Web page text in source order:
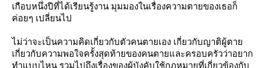
เกือบหนึ่งปีที่ได้เรียนรู้งาน มุมมองในเรื่องความตายของเธอก็
ค่อยๆ เปลี่ยนไป
ไม่ว่าจะเป็นความคิดเกี่ยวกับตัวคนตายเอง เกี่ยวกับญาติผู้ตา
เกี่ยวกับความพอใจครั้งสุดท้ายของคนตายและครอบครัวว่าอยาก
ทำแบบไหน รวมไปถึงเรื่องของผู้บังคับใช้กฏหมายที่เกี่ยวข้องกับ